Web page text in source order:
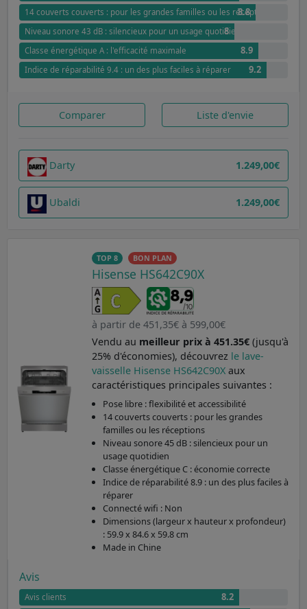
14 couverts couverts : pour les grandes familles ou les réceptions
8.8
Niveau sonore 43 dB : silencieux pour un usage quotidien
8
Classe énergétique A : l'efficacité maximale 8.9
Indice de réparabilité 9.4 : un des plus faciles à réparer 9.2
Comparer Liste d'envie
Darty 1.249,00€
Ubaldi 1.249,00€
TOP 8 BON PLAN
Hisense HS642C90X
à partir de 451,35€ à 599,00€
Vendu au meilleur prix à 451.35€(jusqu'à
25% d'économies), découvrez le lave-
vaisselle Hisense HS642C90X aux
caractéristiques principales suivantes :
Pose libre : flexibilité et accessibilité
14 couverts couverts : pour les grandes
familles ou les réceptions
Niveau sonore 45 dB : silencieux pour un
usage quotidien
Classe énergétique C : économie correcte
Indice de réparabilité 8.9 : un des plus faciles à
réparer
Connecté wifi : Non
Dimensions (largeur x hauteur x profondeur)
: 59.9 x 84.6 x 59.8 cm
Made in Chine
Avis
Avis clients 8.2